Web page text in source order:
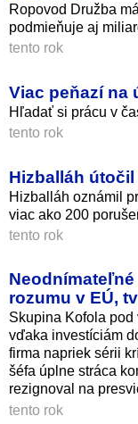
Ropovod Družba
podmieňuje aj
tento rok
Viac peňazí na
Hľadať si prácu v
tento rok
Hizballáh
Hizballáh oznámil
viac ako 200
tento rok
rozumu v EÚ,
Skupina Kofola
vďaka investíciám
firma napriek sérii
šéfa úplne stráca
rezignoval na
tento rok